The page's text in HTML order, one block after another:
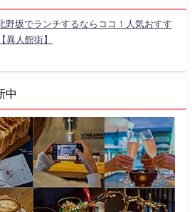
野坂でランチするならココ！人気おすす
異人館街】
中